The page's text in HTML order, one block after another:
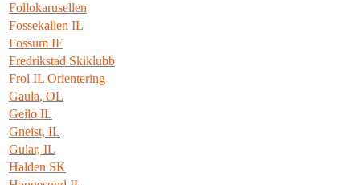
Follokarusellen
Fossekallen IL
Fossum IF
Fredrikstad Skiklubb
Frol IL Orientering
Gaula, OL
Geilo IL
Gneist, IL
Gular, IL
Halden SK